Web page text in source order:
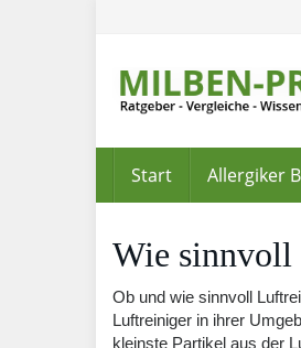
Start Allergiker
Wie
Ob und wie sinnvoll
Luftreiniger in ihrer
kleinste Partikel aus der